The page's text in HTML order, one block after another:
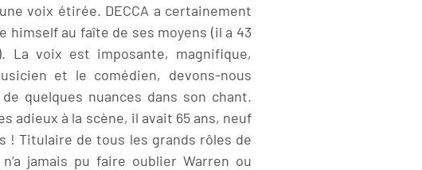
voix étirée. DECCA a certainement
himself au faîte de ses moyens (il a 43
La voix est imposante, magnifique,
et le comédien, devons-nous
quelques nuances dans son chant.
adieux à la scène, il avait 65 ans, neuf
! Titulaire de tous les grands rôles de
jamais pu faire oublier Warren ou